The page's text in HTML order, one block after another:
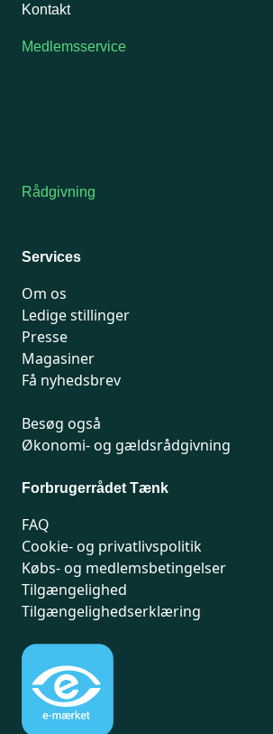
Kontakt
Medlemsservice
Rådgivning
Services
Om os
Ledige stillinger
Presse
Magasiner
Få nyhedsbrev
Besøg også
Økonomi- og gældsrådgivning
Forbrugerrådet Tænk
FAQ
Cookie- og privatlivspolitik
Købs- og medlemsbetingelser
Tilgængelighed
Tilgængelighedserklæring